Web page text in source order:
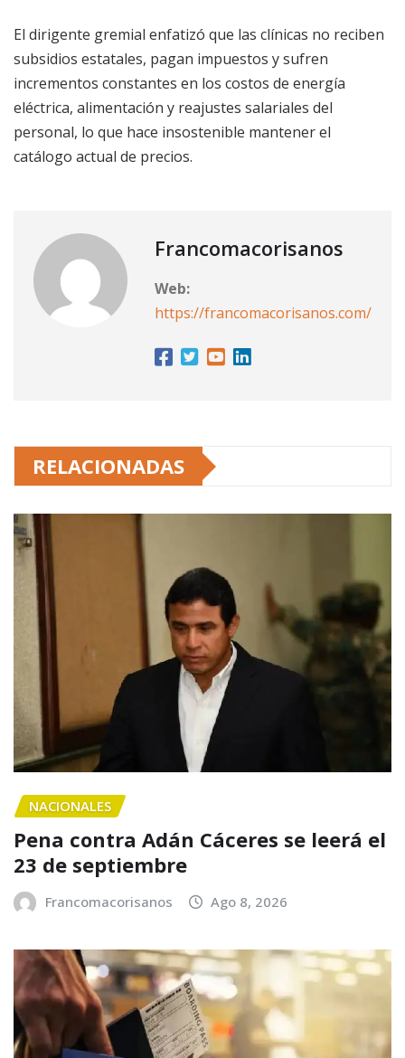
El dirigente gremial enfatizó que las clínicas no reciben
subsidios estatales, pagan impuestos y sufren
incrementos constantes en los costos de energía
eléctrica, alimentación y reajustes salariales del
personal, lo que hace insostenible mantener el
catálogo actual de precios.
Francomacorisanos
Web:
https://francomacorisanos.com/
RELACIONADAS
NACIONALES
Pena contra Adán Cáceres se leerá el
23 de septiembre
Francomacorisanos Ago 8, 2026